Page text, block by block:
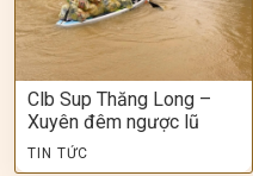
Clb Sup Thăng Long –
Xuyên đêm ngược lũ
TIN TỨC